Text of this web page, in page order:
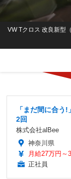
VW Tクロス 改良新型
「まだ間に合う
2回
株式会社alBee
神奈川県
月給27万円～
正社員